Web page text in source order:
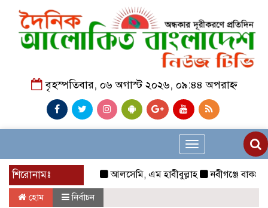
বৃহস্পতিবার, ০৬ অগাস্ট ২০২৬, ০৯:৪৪ অপরাহ্ন
Toggle
navigation
শিরোনামঃ আলসেমি, এম হাবীবুল্লাহ নবীগঞ্জে বাকপ্রতিবন্ধী
হোম নির্বাচন